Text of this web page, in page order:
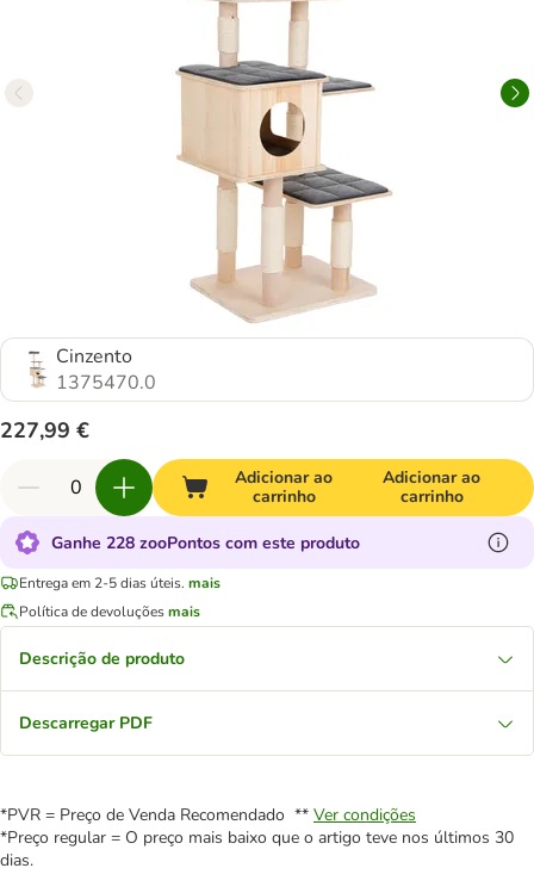
Cinzento
1375470.0
227,99 €
Adicionar ao
carrinho
Adicionar ao
carrinho
Ganhe 228 zooPontos com este produto
Entrega em 2-5 dias úteis. mais
Política de devoluçõesmais
Descrição de produto
Descarregar PDF
*PVR = Preço de Venda Recomendado ** Ver condições
*Preço regular = O preço mais baixo que o artigo teve nos últimos 30
dias.